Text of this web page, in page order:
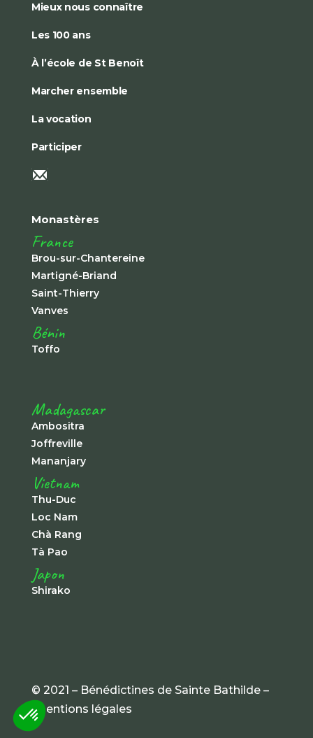
Mieux nous connaître
Les 100 ans
À l’école de St Benoît
Marcher ensemble
La vocation
Participer
Monastères
France
Brou-sur-Chantereine
Martigné-Briand
Saint-Thierry
Vanves
Bénin
Toffo
Madagascar
Ambositra
Joffreville
Mananjary
Vietnam
Thu-Duc
Loc Nam
Chà Rang
Tà Pao
Japon
Shirako
© 2021 – Bénédictines de Sainte Bathilde –
mentions légales